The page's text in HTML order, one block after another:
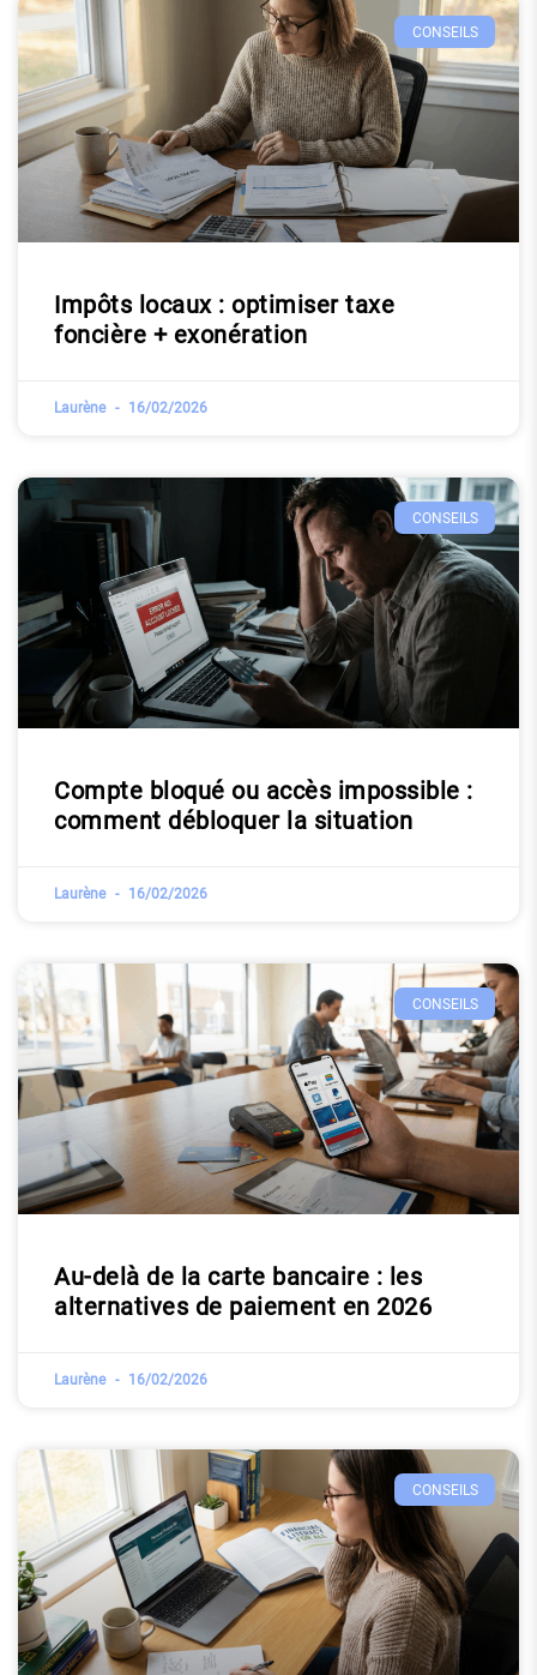
CONSEILS
Impôts locaux : optimiser taxe
foncière + exonération
Laurène 16/02/2026
CONSEILS
Compte bloqué ou accès impossible :
comment débloquer la situation
Laurène 16/02/2026
CONSEILS
Au-delà de la carte bancaire : les
alternatives de paiement en 2026
Laurène 16/02/2026
CONSEILS